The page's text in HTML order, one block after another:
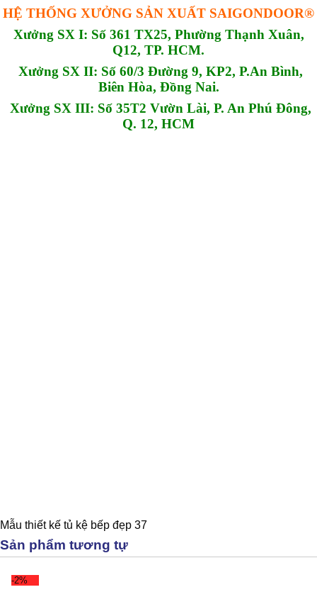
HỆ THỐNG XƯỞNG SẢN XUẤT SAIGONDOOR®
Xưởng SX I: Số 361 TX25, Phường Thạnh Xuân,
Q12, TP. HCM.
Xưởng SX II: Số 60/3 Đường 9, KP2, P.An Bình,
Biên Hòa, Đồng Nai.
Xưởng SX III: Số 35T2 Vườn Lài, P. An Phú Đông,
Q. 12, HCM
Mẫu thiết kế tủ kệ bếp đẹp 37
Sản phẩm tương tự
-2%